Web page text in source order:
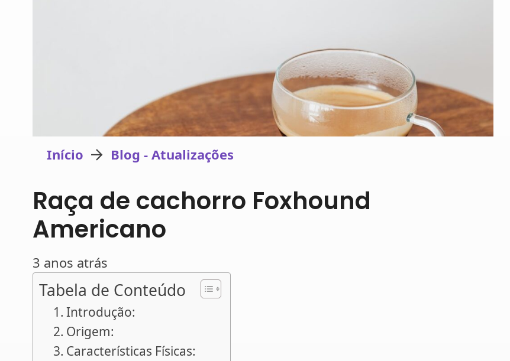
Início Blog - Atualizações
Raça de cachorro Foxhound
Americano
3 anos atrás
Tabela de Conteúdo
Introdução:
Origem:
Características Físicas: